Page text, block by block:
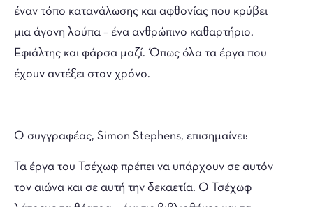
έναν τόπο κατανάλωσης και αφθονίας που κρύβει
μια άγονη λούπα – ένα ανθρώπινο καθαρτήριο.
Εφιάλτης και φάρσα μαζί. Όπως όλα τα έργα που
έχουν αντέξει στον χρόνο.
Ο συγγραφέας, Simon Stephens, επισημαίνει:
Τα έργα του Τσέχωφ πρέπει να υπάρχουν σε αυτόν
τον αιώνα και σε αυτή την δεκαετία. Ο Τσέχωφ